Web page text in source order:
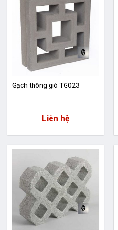
Gạch thông gió TG023
Liên hệ